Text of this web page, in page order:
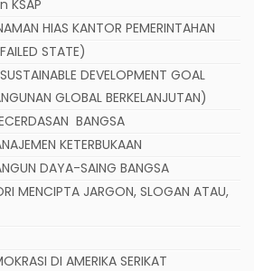
KSAP
HIAS KANTOR PEMERINTAHAN
STATE)
DEVELOPMENT GOAL
GLOBAL BERKELANJUTAN)
BANGSA
KETERBUKAAN
DAYA-SAING BANGSA
MENCIPTA JARGON, SLOGAN ATAU,
DI AMERIKA SERIKAT